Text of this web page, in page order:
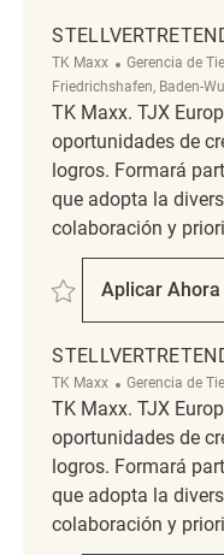
TK Maxx Categoría
Gerencia de
Friedrichshafen, Baden-
TK Maxx. TJX
oportunidades de
logros. Formará
que adopta la
colaboración y
SalvarAplicar Ahora
TK Maxx Categoría
Gerencia de
TK Maxx. TJX
oportunidades de
logros. Formará
que adopta la
colaboración y